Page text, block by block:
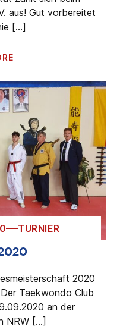
aus! Gut vorbereitet
[…]
TURNIER
2020
Taekwondo Club
an der
NRW […]